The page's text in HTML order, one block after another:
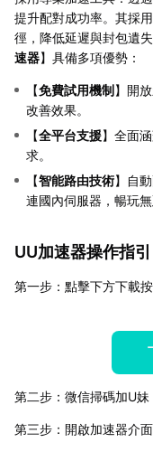
提升配對成功率。其採
徑，降低延遲與封包遺
速器】具備多項優勢：
【免費試用機制】開
改善效果。
【全平台支援】全面
求。
【智能路由技術】自
連國內伺服器，暢玩無
UU加速器操作指引
第一步：點擊下方下載
第二步：微信掃碼加U妹
第三步：開啟加速器介